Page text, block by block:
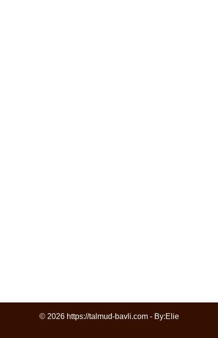
© 2026 https://talmud-bavli.com - By:Elie